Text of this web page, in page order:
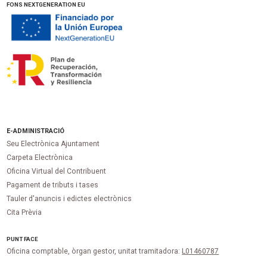
FONS NEXTGENERATION EU
E-ADMINISTRACIÓ
Seu Electrònica Ajuntament
Carpeta Electrònica
Oficina Virtual del Contribuent
Pagament de tributs i tases
Tauler d'anuncis i edictes electrònics
Cita Prèvia
PUNTFACE
Oficina comptable, òrgan gestor, unitat tramitadora: L01460787